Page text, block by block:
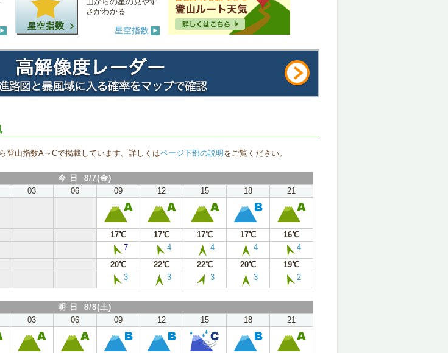
さがわかる
星空指数
登山指数A～Cで掲載しています。詳しくはページ下部の説明 をご覧ください。
今 日 8/7(金)
03 06 09 12 15 18 21
17℃ 17℃ 17℃ 17℃
16℃
7 4 4 4 4
20℃ 22℃ 22℃ 20℃
19℃
3 3 3 3 2
明 日 8/8(土)
03 06 09 12 15 18 21